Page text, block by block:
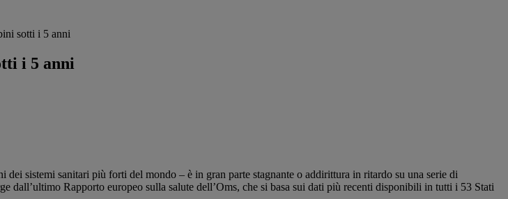
sotti i 5 anni
i 5 anni
sistemi sanitari più forti del mondo – è in gran parte stagnante o addirittura in ritardo su una serie di
dall’ultimo Rapporto europeo sulla salute dell’Oms, che si basa sui dati più recenti disponibili in tutti i 53 Stati